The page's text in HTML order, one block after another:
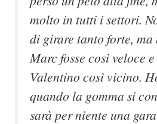
molto in tutti i settori.
di girare tanto forte, ma
Marc fosse così veloce
Valentino così vicino.
quando la gomma si
sarà per niente una